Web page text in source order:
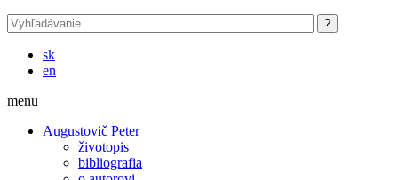
sk
en
menu
Augustovič Peter
životopis
bibliografia